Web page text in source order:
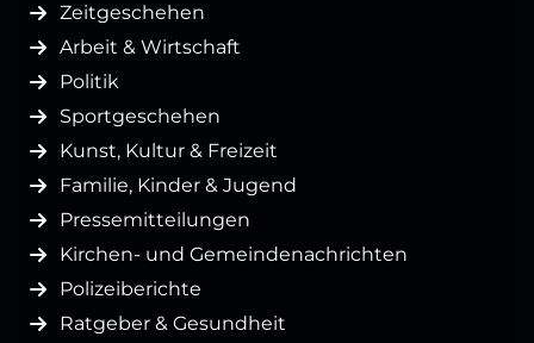
Zeitgeschehen
Arbeit & Wirtschaft
Politik
Sportgeschehen
Kunst, Kultur & Freizeit
Familie, Kinder & Jugend
Pressemitteilungen
Kirchen- und Gemeindenachrichten
Polizeiberichte
Ratgeber & Gesundheit